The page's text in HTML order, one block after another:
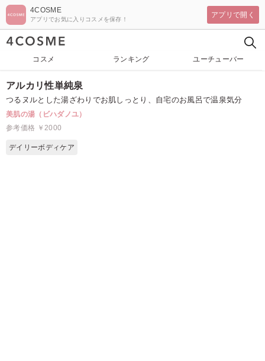
4COSME
アプリでお気に入りコスメを保存！
アプリで開く
コスメ ランキング ユーチューバー
アルカリ性単純泉
つるヌルとした湯ざわりでお肌しっとり、自宅のお風呂で温泉気分
美肌の湯（ビハダノユ）
参考価格 ￥2000
デイリーボディケア